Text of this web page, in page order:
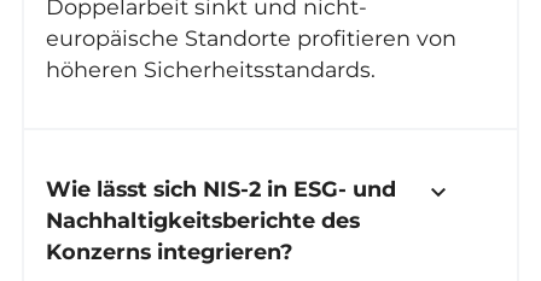
Doppelarbeit sinkt und nicht-
europäische Standorte profitieren von
höheren Sicherheitsstandards.
Wie lässt sich NIS-2 in ESG- und
Nachhaltigkeitsberichte des
Konzerns integrieren?
keyboard_arrow_down